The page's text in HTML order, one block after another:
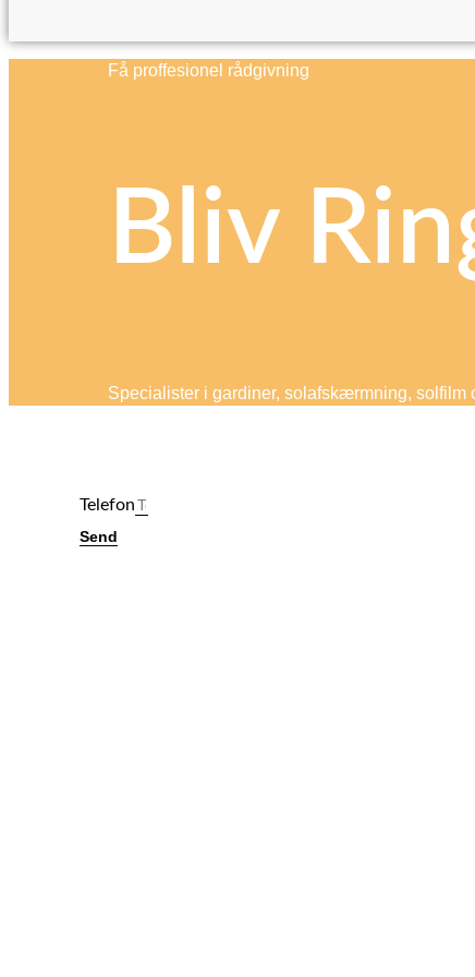
Få proffesionel rådgivning
Bliv
Specialister i gardiner, solafskærmning, solfilm
Telefon
Send